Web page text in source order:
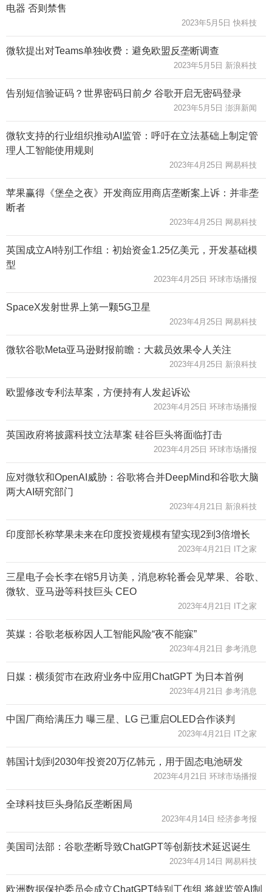
电器 否则禁售
2023年5月5日 快科技
微软提出对Teams单独收费：避免欧盟反垄断调查
2023年5月5日 新浪科技
告别短信验证码？世界密码日前夕 谷歌开启无密码登录
2023年5月5日 澎湃新闻
微软支持的行业组织推动AI监管：呼吁在立法基础上制定管
理人工智能使用规则
2023年4月25日 网易科技
苹果赢得《堡垒之夜》开发商应用商店垄断案上诉：并非垄
断者
2023年4月25日 网易科技
英国成立AI特别工作组：初始资金1.25亿美元，开发基础模
型
2023年4月25日 环球市场播报
SpaceX发射世界上第一颗5G卫星
2023年4月25日 网易科技
微软谷歌Meta亚马逊财报前瞻：大裁员效果令人关注
2023年4月25日 新浪科技
欧盟修改专利法草案，方便持有人发起诉讼
2023年4月25日 环球市场播报
英国政府将披露科技立法草案 硅谷巨头将面临打击
2023年4月25日 环球市场播报
应对微软和OpenAI威胁：谷歌将合并DeepMind和谷歌大脑
两大AI研究部门
2023年4月21日 新浪科技
印度部长称苹果未来在印度投资规模有望实现2到3倍增长
2023年4月21日 IT之家
三星电子会长李在镕5月访美，消息称轮番会见苹果、谷歌、
微软、亚马逊等科技巨头 CEO
2023年4月21日 IT之家
英媒：谷歌老板称因人工智能风险“夜不能寐”
2023年4月21日 参考消息
日媒：横须贺市在政府业务中应用ChatGPT 为日本首例
2023年4月21日 参考消息
中国厂商给满压力 曝三星、LG 已重启OLED合作谈判
2023年4月21日 IT之家
韩国计划到2030年投资20万亿韩元，用于固态电池研发
2023年4月21日 环球市场播报
全球科技巨头身陷反垄断困局
2023年4月14日 经济参考报
美国司法部：谷歌垄断导致ChatGPT等创新技术延迟诞生
2023年4月14日 网易科技
欧洲数据保护委员会成立ChatGPT特别工作组 将就监管AI制